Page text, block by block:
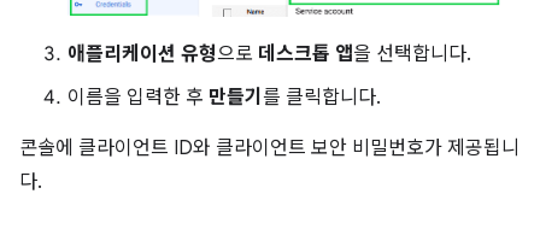
애플리케이션 유형으로 데스크톱 앱을 선택합니다.
이름을 입력한 후 만들기 를 클릭합니다.
콘솔에 클라이언트 ID와 클라이언트 보안 비밀번호가 제공됩니
다.